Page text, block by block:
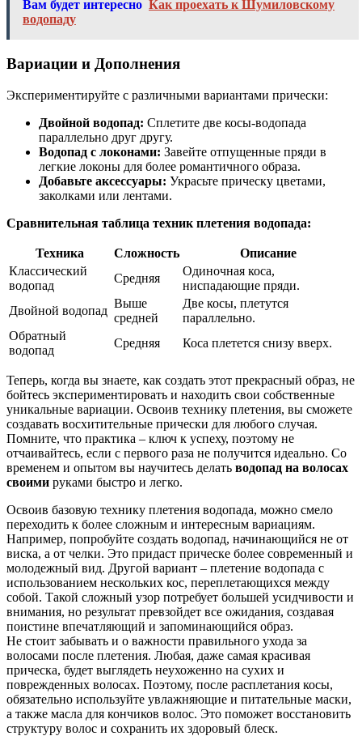
Вам будет интересно Как проехать к Шумиловскому
водопаду
Вариации и Дополнения
Экспериментируйте с различными вариантами прически:
Двойной водопад: Сплетите две косы-водопада
параллельно друг другу.
Водопад с локонами: Завейте отпущенные пряди в
легкие локоны для более романтичного образа.
Добавьте аксессуары: Украсьте прическу цветами,
заколками или лентами.
Сравнительная таблица техник плетения водопада:
Техника Сложность
Описание
Классический
водопад
Средняя
Одиночная коса,
ниспадающие пряди.
Двойной водопад
Выше
средней
Две косы, плетутся
параллельно.
Обратный
водопад
Средняя Коса плетется снизу вверх.
Теперь, когда вы знаете, как создать этот прекрасный образ, не
бойтесь экспериментировать и находить свои собственные
уникальные вариации. Освоив технику плетения, вы сможете
создавать восхитительные прически для любого случая.
Помните, что практика – ключ к успеху, поэтому не
отчаивайтесь, если с первого раза не получится идеально. Со
временем и опытом вы научитесь делать водопад на волосах
своими руками быстро и легко.
Освоив базовую технику плетения водопада, можно смело
переходить к более сложным и интересным вариациям.
Например, попробуйте создать водопад, начинающийся не от
виска, а от челки. Это придаст прическе более современный и
молодежный вид. Другой вариант – плетение водопада с
использованием нескольких кос, переплетающихся между
собой. Такой сложный узор потребует большей усидчивости и
внимания, но результат превзойдет все ожидания, создавая
поистине впечатляющий и запоминающийся образ.
Не стоит забывать и о важности правильного ухода за
волосами после плетения. Любая, даже самая красивая
прическа, будет выглядеть неухоженно на сухих и
поврежденных волосах. Поэтому, после расплетания косы,
обязательно используйте увлажняющие и питательные маски,
а также масла для кончиков волос. Это поможет восстановить
структуру волос и сохранить их здоровый блеск.